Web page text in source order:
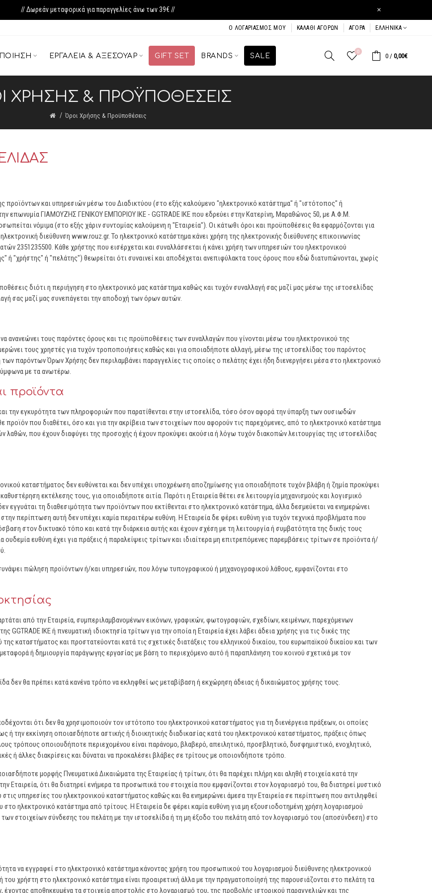
// Δωρεάν μεταφορικά για παραγγελίες άνω των 39€ // ×
Ο ΛΟΓΑΡΙΑΣΜΌΣ ΜΟΥ ΚΑΛΆΘΙ ΑΓΟΡΏΝ ΑΓΟΡΆ ΕΛΛΗΝΙΚΆ
ΕΡΓΑΛΕΊΑ & ΑΞΕΣΟΥΆΡ GIFT SET BRANDS SALE
0
0 / 0,00€
ΧΡΉΣΗΣ & ΠΡΟΫΠΟΘΈΣΕΙΣ
Όροι Χρήσης & Προϋποθέσεις
προϊόντων και υπηρεσιών μέσω του Διαδικτύου (στο εξής καλούμενο "ηλεκτρονικό κατάστημα" ή "ιστότοπος" ή
επωνυμία ΓΙΑΜΟΥΖΗΣ ΓΕΝΙΚΟΥ ΕΜΠΟΡΙΟΥ ΙΚΕ - GGTRADE IKE που εδρεύει στην Κατερίνη, Μαραθώνος 50, με Α.Φ.Μ.
νόμιμα (στο εξής χάριν συντομίας καλούμενη η "Εταιρεία"). Οι κάτωθι όροι και προϋποθέσεις θα εφαρμόζονται για
διεύθυνση www.rouz.gr. Το ηλεκτρονικό κατάστημα κάνει χρήση της ηλεκτρονικής διεύθυνσης επικοινωνίας
2351235500. Κάθε χρήστης που εισέρχεται και συναλλάσσεται ή κάνει χρήση των υπηρεσιών του ηλεκτρονικού
ή "χρήστης" ή "πελάτης") θεωρείται ότι συναινεί και αποδέχεται ανεπιφύλακτα τους όρους που εδώ διατυπώνονται, χωρίς
διότι η περιήγηση στο ηλεκτρονικό μας κατάστημα καθώς και τυχόν συναλλαγή σας μαζί μας μέσω της ιστοσελίδας
σας μαζί μας συνεπάγεται την αποδοχή των όρων αυτών.
ανανεώνει τους παρόντες όρους και τις προϋποθέσεις των συναλλαγών που γίνονται μέσω του ηλεκτρονικού της
τους χρηστές για τυχόν τροποποιήσεις καθώς και για οποιαδήποτε αλλαγή, μέσω της ιστοσελίδας του παρόντος
των παρόντων Όρων Χρήσης δεν περιλαμβάνει παραγγελίες τις οποίες ο πελάτης έχει ήδη διενεργήσει μέσα στο ηλεκτρονικό
με τα ανωτέρω.
προϊόντα
την εγκυρότητα των πληροφοριών που παρατίθενται στην ιστοσελίδα, τόσο όσον αφορά την ύπαρξη των ουσιωδών
που διαθέτει, όσο και για την ακρίβεια των στοιχείων που αφορούν τις παρεχόμενες, από το ηλεκτρονικό κατάστημα
λαθών, που έχουν διαφύγει της προσοχής ή έχουν προκύψει ακούσια ή λόγω τυχόν διακοπών λειτουργίας της ιστοσελίδας
καταστήματος δεν ευθύνεται και δεν υπέχει υποχρέωση αποζημίωσης για οποιαδήποτε τυχόν βλάβη ή ζημία προκύψει
εκτέλεσης τους, για οποιαδήποτε αιτία. Παρότι η Εταιρεία θέτει σε λειτουργία μηχανισμούς και λογισμικό
εγγυάται τη διαθεσιμότητα των προϊόντων που εκτίθενται στο ηλεκτρονικό κατάστημα, άλλα δεσμεύεται να ενημερώνει
περίπτωση αυτή δεν υπέχει καμία περαιτέρω ευθύνη. Η Εταιρεία δε φέρει ευθύνη για τυχόν τεχνικά προβλήματα που
στον δικτυακό τόπο και κατά την διάρκεια αυτής και έχουν σχέση με τη λειτουργία ή συμβατότητα της δικής τους
ευθύνη έχει για πράξεις ή παραλείψεις τρίτων και ιδιαίτερα μη επιτρεπόμενες παρεμβάσεις τρίτων σε προϊόντα ή/
πώληση προϊόντων ή/και υπηρεσιών, που λόγω τυπογραφικού ή μηχανογραφικού λάθους, εμφανίζονται στο
από την Εταιρεία, συμπεριλαμβανομένων εικόνων, γραφικών, φωτογραφιών, σχεδίων, κειμένων, παρεχόμενων
IKE ή πνευματική ιδιοκτησία τρίτων για την οποία η Εταιρεία έχει λάβει άδεια χρήσης για τις δικές της
καταστήματος και προστατεύονται κατά τις σχετικές διατάξεις του ελληνικού δικαίου, του ευρωπαϊκού δικαίου και των
ή δημιουργία παράγωγης εργασίας με βάση το περιεχόμενο αυτό ή παραπλάνηση του κοινού σχετικά με τον
δεν θα πρέπει κατά κανένα τρόπο να εκληφθεί ως μεταβίβαση ή εκχώρηση άδειας ή δικαιώματος χρήσης τους.
ότι δεν θα χρησιμοποιούν τον ιστότοπο του ηλεκτρονικού καταστήματος για τη διενέργεια πράξεων, οι οποίες
την εκκίνηση οποιασδήποτε αστικής ή διοικητικής διαδικασίας κατά του ηλεκτρονικού καταστήματος, πράξεις όπως
τρόπους οποιουδήποτε περιεχομένου είναι παράνομο, βλαβερό, απειλητικό, προσβλητικό, δυσφημιστικό, ενοχλητικό,
ή άλλες διακρίσεις και δύναται να προκαλέσει βλάβες σε τρίτους με οποιονδήποτε τρόπο.
μορφής Πνευματικά Δικαιώματα της Εταιρείας ή τρίτων, ότι θα παρέχει πλήρη και αληθή στοιχεία κατά την
Εταιρεία, ότι θα διατηρεί ενήμερα τα προσωπικά του στοιχεία που εμφανίζονται στον λογαριασμό του, θα διατηρεί μυστικό
υπηρεσίες του ηλεκτρονικού καταστήματος καθώς και θα ενημερώνει άμεσα την Εταιρεία σε περίπτωση που αντιληφθεί
ηλεκτρονικό κατάστημα από τρίτους. Η Εταιρεία δε φέρει καμία ευθύνη για μη εξουσιοδοτημένη χρήση λογαριασμού
στοιχείων σύνδεσης του πελάτη με την ιστοσελίδα ή τη μη έξοδο του πελάτη από τον λογαριασμό του (αποσύνδεση) στο
να εγγραφεί στο ηλεκτρονικό κατάστημα κάνοντας χρήση του προσωπικού του λογαριασμού διεύθυνσης ηλεκτρονικού
χρήστη στο ηλεκτρονικό κατάστημα είναι προαιρετική άλλα με την πραγματοποίησή της παρουσιάζονται στο πελάτη τα
αποθηκευμένα τα στοιχεία αποστολής στο λογαριασμό του, της προβολής ιστορικού παραγγελιών και της